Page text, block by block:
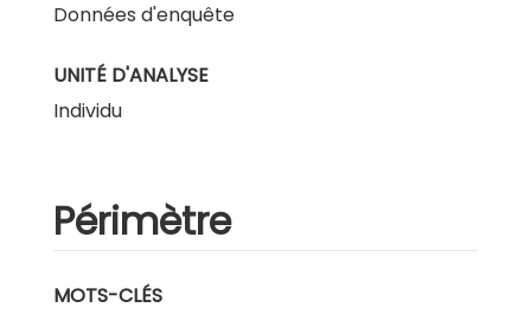
Données d'enquête
UNITÉ D'ANALYSE
Individu
Périmètre
MOTS-CLÉS